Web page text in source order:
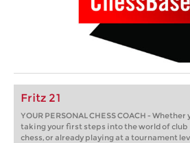
Fritz 21
YOUR PERSONAL CHESS COACH - Whether
taking your first steps into the world of club
chess, or already playing at a tournament